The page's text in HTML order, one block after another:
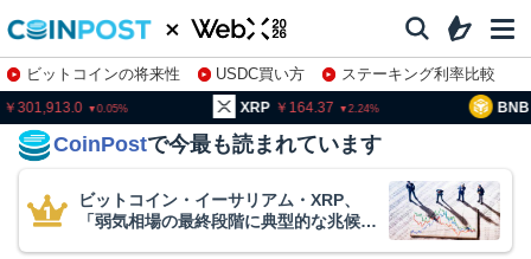
ビットコインの将来性 USDC買い方
ステーキング利率比較
株特集・関連銘柄
0.05 XRP 164.37 2.24 BNB
CoinPostで今最も読まれています
ビットコイン・イーサリアム・XRP、
「弱気相場の最終段階に典型的な兆候」